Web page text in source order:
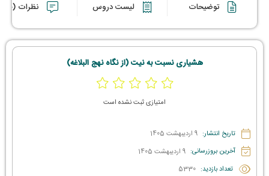
توضیحات لیست دروس نظرات (0)
هشیاری نسبت به نیت (از نگاه نهج البلاغه)
امتیازی ثبت نشده است
تاریخ انتشار: 9 اردیبهشت 1405
آخرین بروزرسانی: 9 اردیبهشت 1405
تعداد بازدید: 5330